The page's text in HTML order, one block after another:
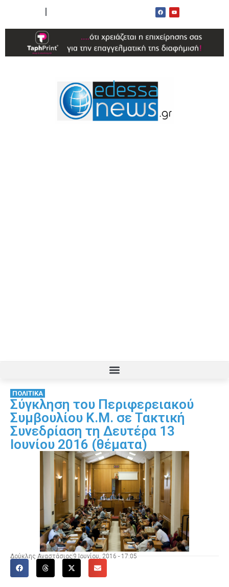
ΠΟΛΙΤΙΚΑ
Σύγκληση του Περιφερειακού
Συμβουλίου Κ.Μ. σε Τακτική
Συνεδρίαση τη Δευτέρα 13
Ιουνίου 2016 (θέματα)
Δούκλης Αναστάσιος 9 Ιουνίου, 2016 - 17:05